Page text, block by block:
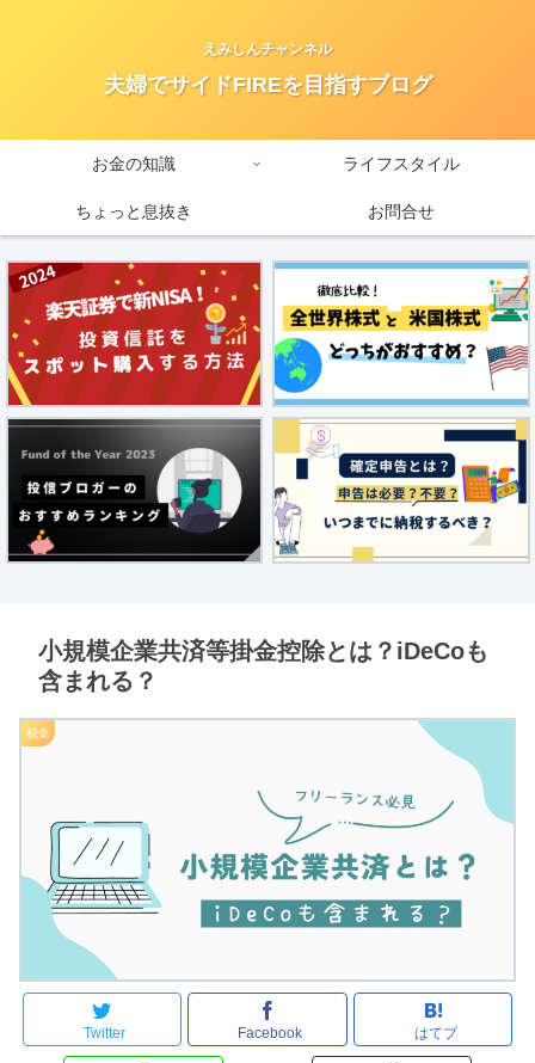
えみしんチャンネル
夫婦でサイドFIREを目指すブログ
お金の知識 ライフスタイル
ちょっと息抜き お問合せ
小規模企業共済等掛金控除とは？iDeCoも
含まれる？
税金
Twitter Facebook はてブ